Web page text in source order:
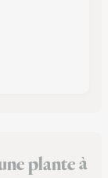
plante à